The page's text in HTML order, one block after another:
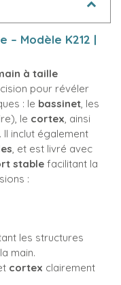
– Modèle K212 |
à taille
pour révéler
: le bassinet , les
le cortex , ainsi
. Il inclut également
, et est livré avec
stable facilitant la
:
les structures
main.
cortex clairement